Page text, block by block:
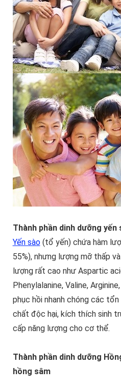
Thành phần dinh dưỡng yến
Yến sào(tổ yến) chứa hàm
55%), nhưng lượng mỡ thấp
lượng rất cao như Aspartic
Phenylalanine, Valine,
phục hồi nhanh chóng các
chất độc hại, kích thích sinh
cấp năng lượng cho cơ thể.
Thành phần dinh dưỡng
hồng sâm